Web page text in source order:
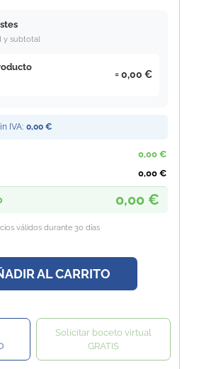
y subtotal
0,00 €
IVA: 0,00 €
0,00 €
0,00 €
0,00 €
válidos durante 30 días
AL CARRITO
Solicitar boceto virtual
GRATIS